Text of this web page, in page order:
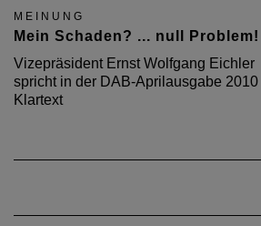
MEINUNG
Mein Schaden? ... null Problem!
Vizepräsident Ernst Wolfgang Eichler
spricht in der DAB-Aprilausgabe 2010
Klartext